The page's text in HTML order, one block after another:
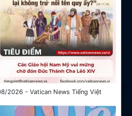
2026 - Vatican News Tiếng Việt